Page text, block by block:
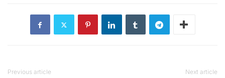
Previous article Next article